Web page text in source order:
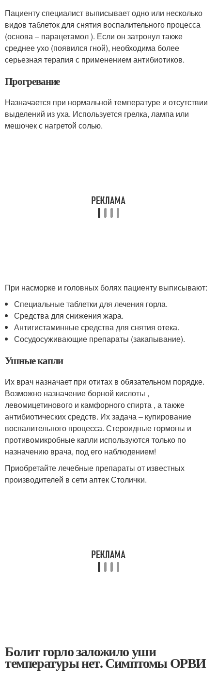
Пациенту специалист выписывает одно или несколько
видов таблеток для снятия воспалительного процесса
(основа – парацетамол ). Если он затронул также
среднее ухо (появился гной), необходима более
серьезная терапия с применением антибиотиков.
Прогревание
Назначается при нормальной температуре и отсутствии
выделений из уха. Используется грелка, лампа или
мешочек с нагретой солью.
При насморке и головных болях пациенту выписывают:
Специальные таблетки для лечения горла.
Средства для снижения жара.
Антигистаминные средства для снятия отека.
Сосудосуживающие препараты (закапывание).
Ушные капли
Их врач назначает при отитах в обязательном порядке.
Возможно назначение борной кислоты ,
левомицетинового и камфорного спирта , а также
антибиотических средств. Их задача – купирование
воспалительного процесса. Стероидные гормоны и
противомикробные капли используются только по
назначению врача, под его наблюдением!
Приобретайте лечебные препараты от известных
производителей в сети аптек Столички.
Болит горло заложило уши
температуры нет. Симптомы ОРВИ